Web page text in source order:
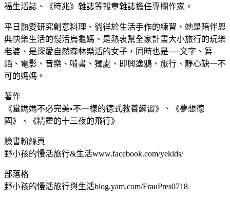
福生活誌、《時兆》雜誌等報章雜誌擔任專欄作家。
平日熱愛研究創意料理、徜徉於生活手作的練習，她是陪伴恩
典快樂生活的慢活烏龜媽、是熱衷幫全家計畫大小旅行的玩樂
老婆、是深愛自然森林樂活的女子，同時也是──文字、舞
蹈、電影、音樂、啃書、獨處、即興塗鴉、旅行、靜心缺一不
可的媽媽。
著作
《當媽媽不必完美•不一樣的德式教養練習》、《夢想德
國》、《精靈的十三夜的飛行》
臉書粉絲頁
野小孩的慢活旅行&生活www.facebook.com/yekids/
部落格
野小孩的慢活旅行與生活blog.yam.com/FrauPres0718